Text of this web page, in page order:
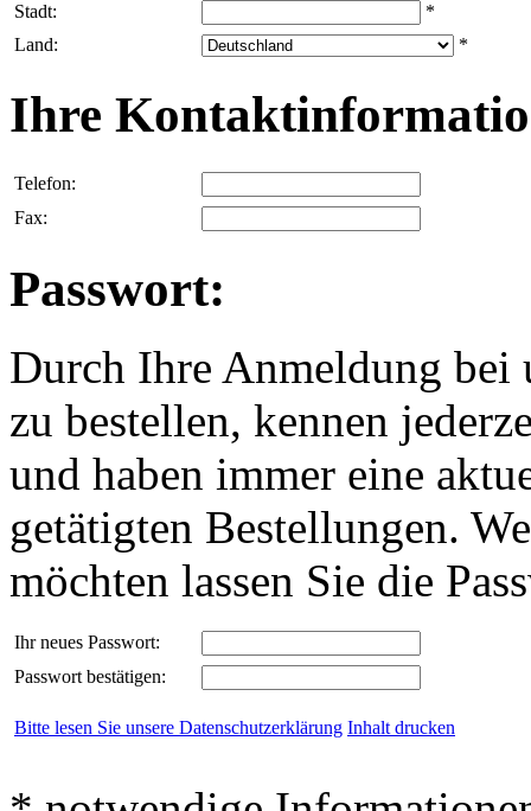
Stadt:
*
Land:
*
Ihre
Telefon:
Fax:
Passwort:
Durch Ihre Anmeldung bei
zu bestellen, kennen
und haben immer eine
getätigten Bestellungen.
möchten lassen Sie die
Ihr neues Passwort:
Passwort bestätigen:
Bitte lesen Sie unsere Datenschutzerklärung Inhalt drucken